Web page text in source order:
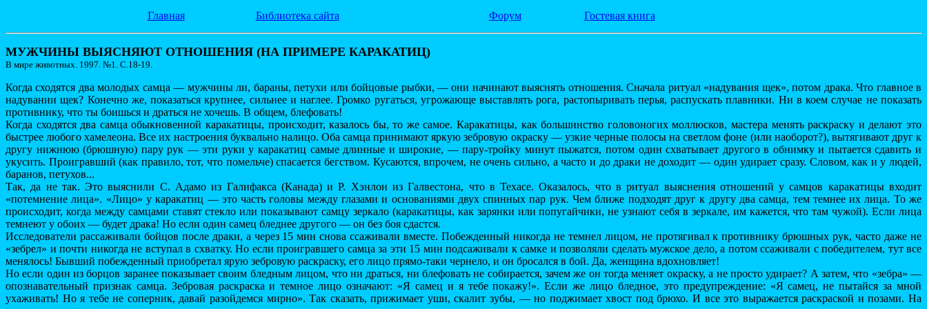
Главная Библиотека сайта Форум Гостевая книга
МУЖЧИНЫ ВЫЯСНЯЮТ ОТНОШЕНИЯ (НА ПРИМЕРЕ КАРАКАТИЦ)
В мире животных. 1997. №1. С.18-19.
Когда сходятся два молодых самца — мужчины ли, бараны, петухи или бойцовые рыбки, — они начинают выяснять отношения. Сначала ритуал «надувания щек», потом драка. Что главное в
надувании щек? Конечно же, показаться крупнее, сильнее и наглее. Громко ругаться, угрожающе выставлять рога, растопыривать перья, распускать плавники. Ни в коем случае не показать
противнику, что ты боишься и драться не хочешь. В общем, блефовать!
Когда сходятся два самца обыкновенной каракатицы, происходит, казалось бы, то же самое. Каракатицы, как большинство головоногих моллюсков, мастера менять раскраску и делают это
быстрее любого хамелеона. Все их настроения буквально налицо. Оба самца принимают яркую зебровую окраску — узкие черные полосы на светлом фоне (или наоборот?), вытягивают друг к
другу нижнюю (брюшную) пару рук — эти руки у каракатиц самые длинные и широкие, — пару-тройку минут пыжатся, потом один схватывает другого в обнимку и пытается сдавить и
укусить. Проигравший (как правило, тот, что помельче) спасается бегством. Кусаются, впрочем, не очень сильно, а часто и до драки не доходит — один удирает сразу. Словом, как и у людей,
баранов, петухов...
Так, да не так. Это выяснили С. Адамо из Галифакса (Канада) и Р. Хэнлон из Галвестона, что в Техасе. Оказалось, что в ритуал выяснения отношений у самцов каракатицы входит
«потемнение лица». «Лицо» у каракатиц — это часть головы между глазами и основаниями двух спинных пар рук. Чем ближе подходят друг к другу два самца, тем темнее их лица. То же
происходит, когда между самцами ставят стекло или показывают самцу зеркало (каракатицы, как зарянки или попугайчики, не узнают себя в зеркале, им кажется, что там чужой). Если лица
темнеют у обоих — будет драка! Но если один самец бледнее другого — он без боя сдастся.
Исследователи рассаживали бойцов после драки, а через 15 мин снова ссаживали вместе. Побежденный никогда не темнел лицом, не протягивал к противнику брюшных рук, часто даже не
«зебрел» и почти никогда не вступал в схватку. Но если проигравшего самца за эти 15 мин подсаживали к самке и позволяли сделать мужское дело, а потом ссаживали с победителем, тут все
менялось! Бывший побежденный приобретал ярую зебровую раскраску, его лицо прямо-таки чернело, и он бросался в бой. Да, женщина вдохновляет!
Но если один из борцов заранее показывает своим бледным лицом, что ни драться, ни блефовать не собирается, зачем же он тогда меняет окраску, а не просто удирает? А затем, что «зебра» —
опознавательный признак самца. Зебровая раскраска и темное лицо означают: «Я самец и я тебе покажу!». Если же лицо бледное, это предупреждение: «Я самец, не пытайся за мной
ухаживать! Но я тебе не соперник, давай разойдемся мирно». Так сказать, прижимает уши, скалит зубы, — но поджимает хвост под брюхо. И все это выражается раскраской и позами. На